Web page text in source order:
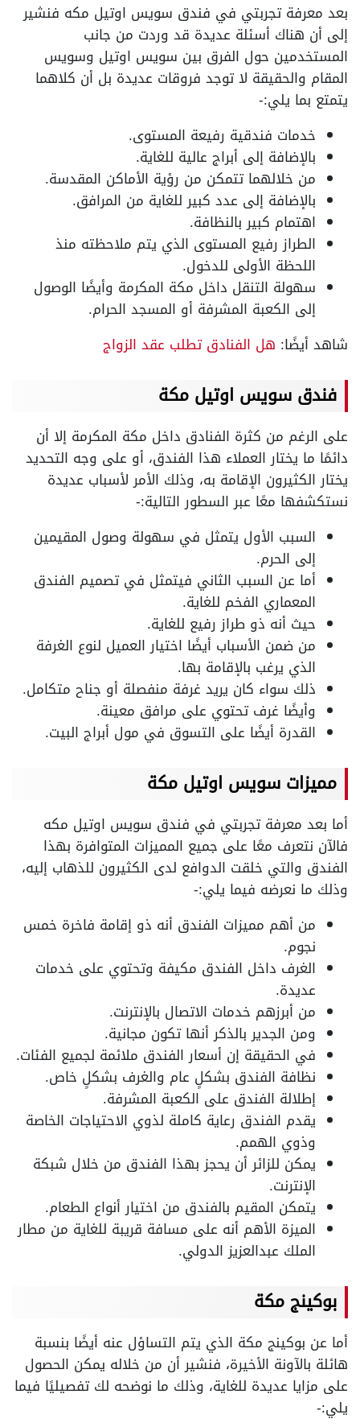
بعد معرفة تجربتي في فندق سويس اوتيل مكه فنشير
إلى أن هناك أسئلة عديدة قد وردت من جانب
المستخدمين حول الفرق بين سويس اوتيل وسويس
المقام والحقيقة لا توجد فروقات عديدة بل أن كلاهما
يتمتع بما يلي:-
خدمات فندقية رفيعة المستوى.
بالإضافة إلى أبراج عالية للغاية.
من خلالهما تتمكن من رؤية الأماكن المقدسة.
بالإضافة إلى عدد كبير للغاية من المرافق.
اهتمام كبير بالنظافة.
الطراز رفيع المستوى الذي يتم ملاحظته منذ
اللحظة الأولى للدخول.
سهولة التنقل داخل مكة المكرمة وأيضًا الوصول
إلى الكعبة المشرفة أو المسجد الحرام.
شاهد أيضًا: هل الفنادق تطلب عقد الزواج
فندق سويس اوتيل مكة
على الرغم من كثرة الفنادق داخل مكة المكرمة إلا أن
دائمًا ما يختار العملاء هذا الفندق، أو على وجه التحديد
يختار الكثيرون الإقامة به، وذلك الأمر لأسباب عديدة
نستكشفها معًا عبر السطور التالية:-
السبب الأول يتمثل في سهولة وصول المقيمين
إلى الحرم.
أما عن السبب الثاني فيتمثل في تصميم الفندق
المعماري الفخم للغاية.
حيث أنه ذو طراز رفيع للغاية.
من ضمن الأسباب أيضًا اختيار العميل لنوع الغرفة
الذي يرغب بالإقامة بها.
ذلك سواء كان يريد غرفة منفصلة أو جناح متكامل.
وأيضًا غرف تحتوي على مرافق معينة.
القدرة أيضًا على التسوق في مول أبراج البيت.
مميزات سويس اوتيل مكة
أما بعد معرفة تجربتي في فندق سويس اوتيل مكه
فالآن نتعرف معًا على جميع المميزات المتوافرة بهذا
الفندق والتي خلقت الدوافع لدى الكثيرون للذهاب إليه،
وذلك ما نعرضه فيما يلي:-
من أهم مميزات الفندق أنه ذو إقامة فاخرة خمس
نجوم.
الغرف داخل الفندق مكيفة وتحتوي على خدمات
عديدة.
من أبرزهم خدمات الاتصال بالإنترنت.
ومن الجدير بالذكر أنها تكون مجانية.
في الحقيقة إن أسعار الفندق ملائمة لجميع الفئات.
نظافة الفندق بشكلٍ عام والغرف بشكلٍ خاص.
إطلالة الفندق على الكعبة المشرفة.
يقدم الفندق رعاية كاملة لذوي الاحتياجات الخاصة
وذوي الهمم.
يمكن للزائر أن يحجز بهذا الفندق من خلال شبكة
الإنترنت.
يتمكن المقيم بالفندق من اختيار أنواع الطعام.
الميزة الأهم أنه على مسافة قريبة للغاية من مطار
الملك عبدالعزيز الدولي.
بوكينج مكة
أما عن بوكينج مكة الذي يتم التساؤل عنه أيضًا بنسبة
هائلة بالآونة الأخيرة، فنشير أن من خلاله يمكن الحصول
على مزايا عديدة للغاية، وذلك ما نوضحه لك تفصيليًا فيما
يلي:-